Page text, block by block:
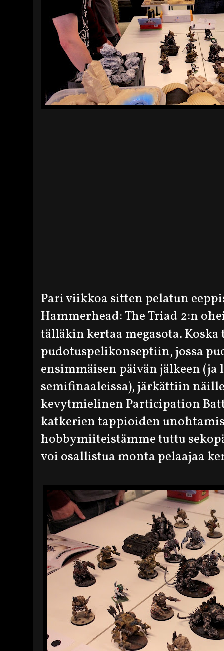
Pari viikkoa sitten pelatun
Hammerhead: The Triad 2:n
tälläkin kertaa megasota.
pudotuspelikonseptiin, jossa
ensimmäisen päivän jälkeen
semifinaaleissa), järkättiin
kevytmielinen Participation
katkerien tappioiden
hobbymiiteistämme tuttu
voi osallistua monta pelaajaa